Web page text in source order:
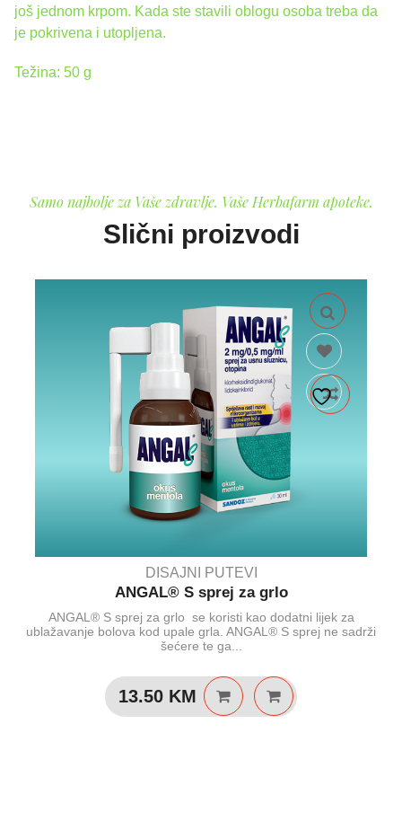
još jednom krpom. Kada ste stavili oblogu osoba treba da
je pokrivena i utopljena.
Težina: 50 g
Samo najbolje za Vaše zdravlje. Vaše Herbafarm apoteke.
Slični proizvodi
DISAJNI PUTEVI
ANGAL® S sprej za grlo
ANGAL® S sprej za grlo se koristi kao dodatni lijek za
ublažavanje bolova kod upale grla. ANGAL® S sprej ne sadrži
šećere te ga...
13.50 KM